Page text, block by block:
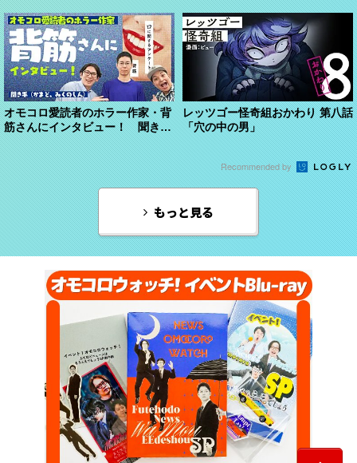
オモコロ愛読者のホラー作家・背
筋さんにインタビュー！ 聞き手
（かまど、みくのしん...
レッツゴー怪奇組おかわり 第八話
「穴の中の男」
Recommended by
もっと見る